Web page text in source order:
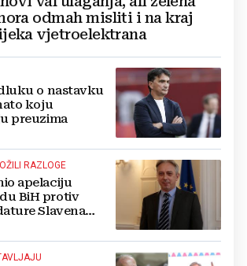
odmah misliti i na kraj
vjetroelektrana
o nastavku
koju
preuzima
RAZLOGE
apelaciju
BiH protiv
Slavena